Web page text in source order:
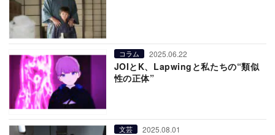
コラム 2025.06.22
JOIとK、Lapwingと私たちの“類似
性の正体”
文芸 2025.08.01